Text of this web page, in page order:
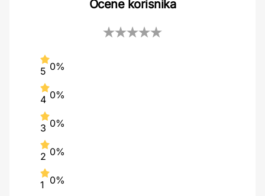
Ocene korisnika
5 0%
4 0%
3 0%
2 0%
1 0%